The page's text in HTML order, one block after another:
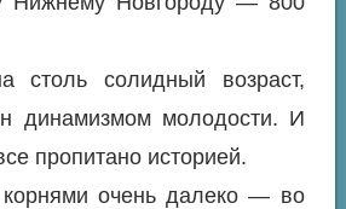
столь солидный возраст,
динамизмом молодости. И
пропитано историей.
очень далеко — во